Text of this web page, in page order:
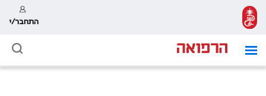
התחבר/י